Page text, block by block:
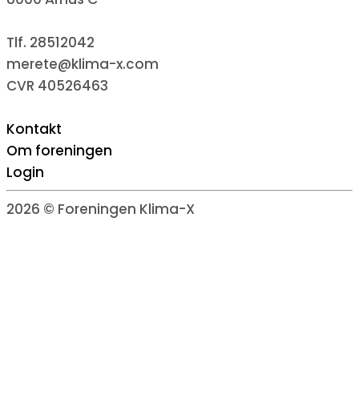
Tlf. 28512042
merete@klima-x.com
CVR 40526463
Kontakt
Om foreningen
Login
2026 © Foreningen Klima-X